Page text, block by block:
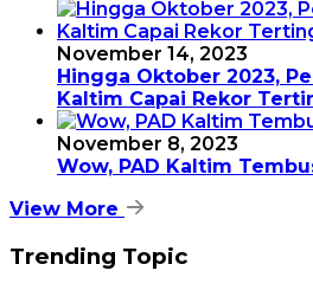
November 14, 2023
Hingga Oktober 2023,
Kaltim Capai Rekor
November 8, 2023
Wow, PAD Kaltim
View More
Trending Topic